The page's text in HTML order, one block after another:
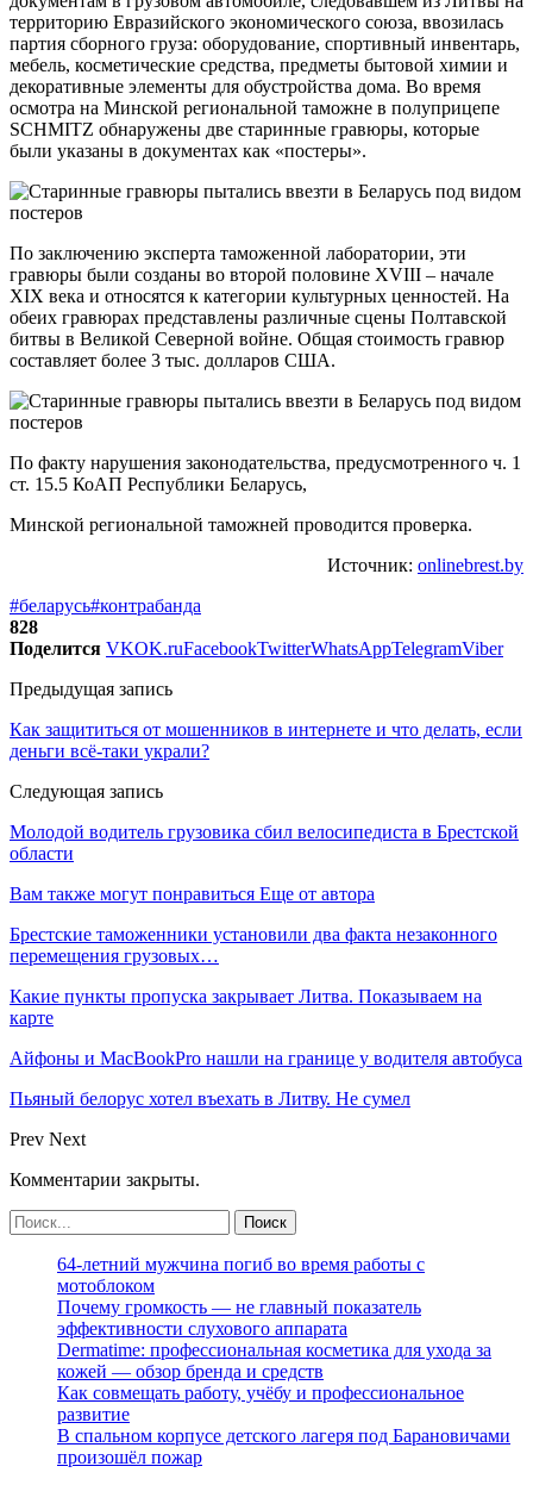
территорию Евразийского экономического союза, ввозилась
партия сборного груза: оборудование, спортивный инвентарь,
мебель, косметические средства, предметы бытовой химии и
декоративные элементы для обустройства дома. Во время
осмотра на Минской региональной таможне в полуприцепе
SCHMITZ обнаружены две старинные гравюры, которые
были указаны в документах как «постеры».
По заключению эксперта таможенной лаборатории, эти
гравюры были созданы во второй половине XVIII – начале
ХIX века и относятся к категории культурных ценностей. На
обеих гравюрах представлены различные сцены Полтавской
битвы в Великой Северной войне. Общая стоимость гравюр
составляет более 3 тыс. долларов США.
По факту нарушения законодательства, предусмотренного ч. 1
ст. 15.5 КоАП Республики Беларусь,
Минской региональной таможней проводится проверка.
Источник: onlinebrest.by
#беларусь#контрабанда
828
Поделится VKOK.ruFacebookTwitterWhatsAppTelegramViber
Предыдущая запись
Как защититься от мошенников в интернете и что делать, если
деньги всё-таки украли?
Следующая запись
Молодой водитель грузовика сбил велосипедиста в Брестской
области
Вам также могут понравиться Еще от автора
Брестские таможенники установили два факта незаконного
перемещения грузовых…
Какие пункты пропуска закрывает Литва. Показываем на
карте
Айфоны и MacBookPro нашли на границе у водителя автобуса
Пьяный белорус хотел въехать в Литву. Не сумел
Prev Next
Комментарии закрыты.
64-летний мужчина погиб во время работы с
мотоблоком
Почему громкость — не главный показатель
эффективности слухового аппарата
Dermatime: профессиональная косметика для ухода за
кожей — обзор бренда и средств
Как совмещать работу, учёбу и профессиональное
развитие
В спальном корпусе детского лагеря под Барановичами
произошёл пожар